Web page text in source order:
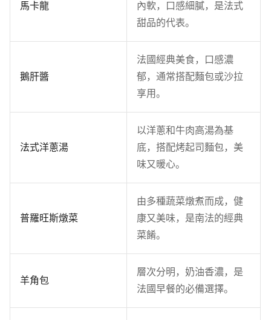
馬卡龍
內軟，口感細膩，是法式
甜品的代表。
鵝肝醬
法國經典美食，口感濃
郁，通常搭配麵包或沙拉
享用。
法式洋蔥湯
以洋蔥和牛肉高湯為基
底，搭配烤起司麵包，美
味又暖心。
普羅旺斯燉菜
由多種蔬菜燉煮而成，健
康又美味，是南法的經典
菜餚。
羊角包
層次分明，奶油香濃，是
法國早餐的必備選擇。